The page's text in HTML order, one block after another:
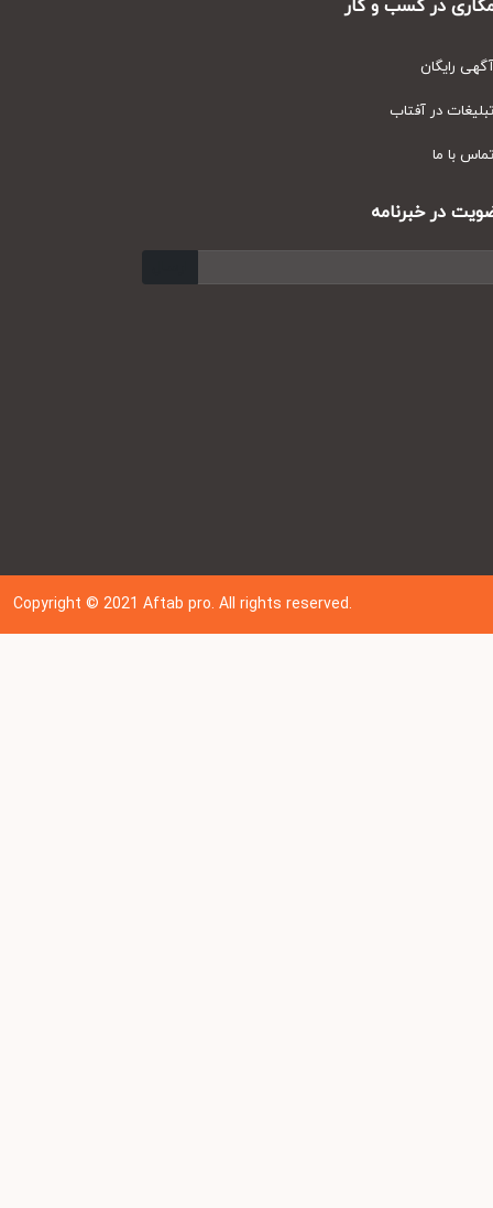
در کسب و کار
رایگان
در آفتاب
با ما
در خبرنامه
Copyright © 202 1Aftab pro. All rights reserved.